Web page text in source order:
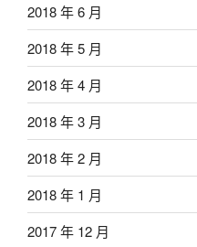
2018 年 6 月
2018 年 5 月
2018 年 4 月
2018 年 3 月
2018 年 2 月
2018 年 1 月
2017 年 12 月